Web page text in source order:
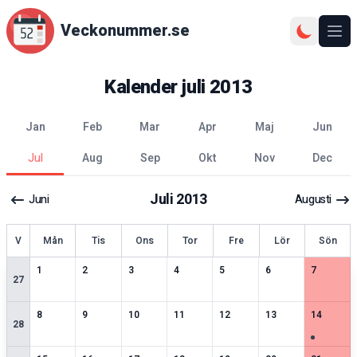
Veckonummer.se
Kalenderjuli 2013
jan feb mar apr maj
jun
jul
aug sep okt nov dec
Juni Juli2013 Augusti
Vecka Mån Tis Ons Tor Fre Lör Sön
27
12 speciella datum
2
2speciella datum
3
1speciella datum
4
2speciella datum
5
2speciella datum
6
2speciella datum
7
1
28
8
1speciella datum
9
2speciella datum
10
2speciella datum
11
2speciella datum
12
2speciella datum
13
2speciella datum
14
2